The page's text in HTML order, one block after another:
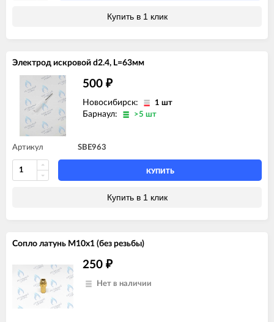
Купить в 1 клик
Электрод искровой d2.4, L=63мм
500 ₽
Новосибирск: 1 шт
Барнаул: >5 шт
Артикул SBE963
КУПИТЬ
Купить в 1 клик
Сопло латунь M10х1 (без резьбы)
250 ₽
Нет в наличии